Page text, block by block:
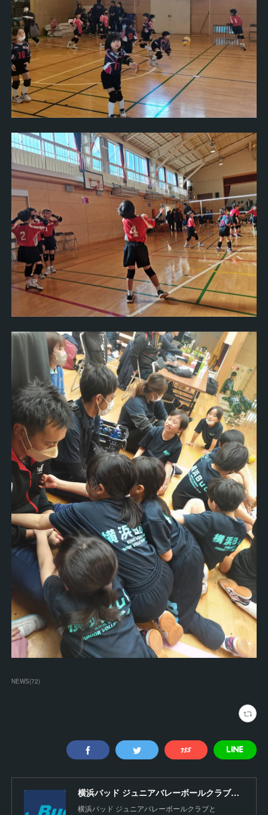
NEWS(72)
横浜バッド ジュニアバレーボールクラブ【公式】
横浜バッド ジュニアバレーボールクラブと